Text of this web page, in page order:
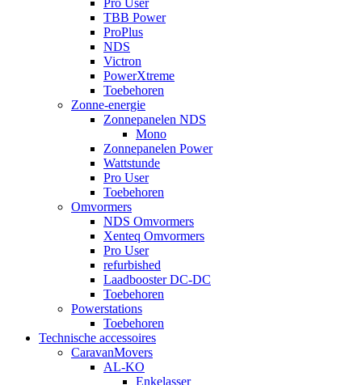
Pro User
TBB Power
ProPlus
NDS
Victron
PowerXtreme
Toebehoren
Zonne-energie
Zonnepanelen NDS
Mono
Zonnepanelen Power
Wattstunde
Pro User
Toebehoren
Omvormers
NDS Omvormers
Xenteq Omvormers
Pro User
refurbished
Laadbooster DC-DC
Toebehoren
Powerstations
Toebehoren
Technische accessoires
CaravanMovers
AL-KO
Enkelasser